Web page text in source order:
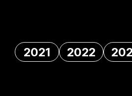
2021 2022